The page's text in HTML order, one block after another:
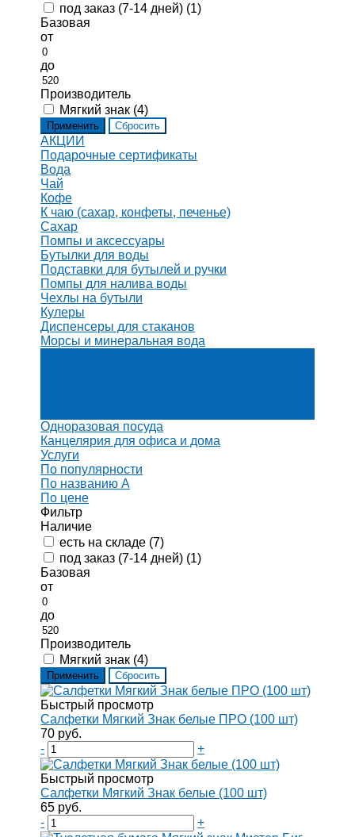
под заказ (7-14 дней) (1)
Базовая
от
до
Производитель
Мягкий знак (4)
АКЦИИ
Подарочные сертификаты
Вода
Чай
Кофе
К чаю (сахар, конфеты, печенье)
Сахар
Помпы и аксессуары
Бутылки для воды
Подставки для бутылей и ручки
Помпы для налива воды
Чехлы на бутыли
Кулеры
Диспенсеры для стаканов
Морсы и минеральная вода
Одноразовая посуда
Канцелярия для офиса и дома
Услуги
По популярности
По названию A
По цене
Фильтр
Наличие
есть на складе (7)
под заказ (7-14 дней) (1)
Базовая
от
до
Производитель
Мягкий знак (4)
Быстрый просмотр
Салфетки Мягкий Знак белые ПРО (100 шт)
70 руб.
-
+
Быстрый просмотр
Салфетки Мягкий Знак белые (100 шт)
65 руб.
-
+